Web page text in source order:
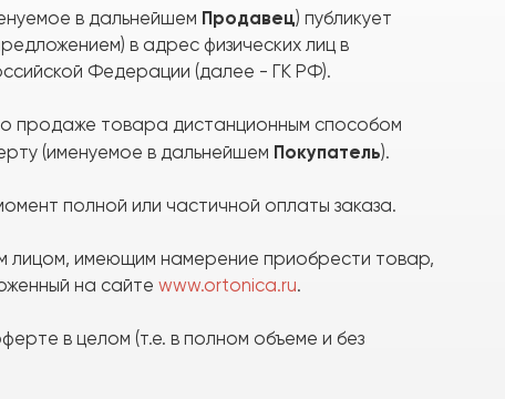
в дальнейшем Продавец) публикует
в адрес физических лиц в
Федерации (далее - ГК РФ).
продаже товара дистанционным способом
(именуемое в дальнейшем Покупатель).
полной или частичной оплаты заказа.
лицом, имеющим намерение приобрести товар,
на сайте www.ortonica.ru.
в целом (т.е. в полном объеме и без